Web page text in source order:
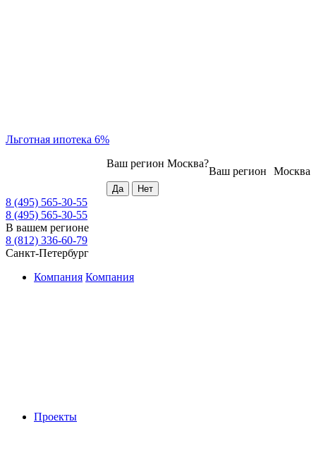
Льготная ипотека 6%
Москва
Ваш регион
Ваш регион Москва?
8 (495) 565-30-55
8 (495) 565-30-55
В вашем регионе
8 (812) 336-60-79
Санкт-Петербург
Компания Компания
Проекты